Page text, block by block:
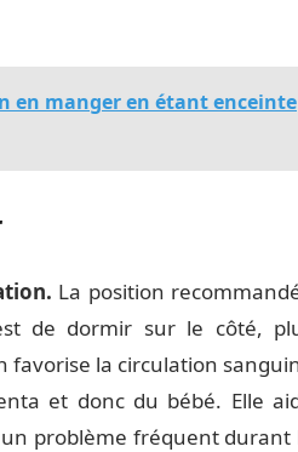
en manger en étant enceinte
La position
de dormir sur le côté,
favorise la circulation
et donc du bébé. Elle
problème fréquent durant